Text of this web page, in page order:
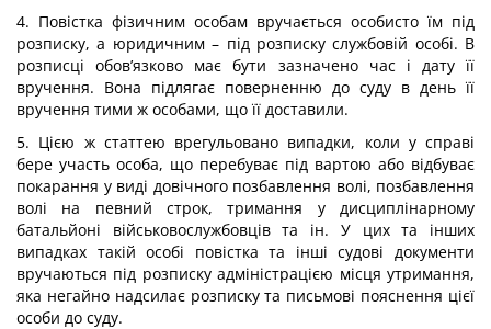
4. Повістка фізичним особам вручається особисто їм під
розписку, а юридичним – під розписку службовій особі. В
розписці обов’язково має бути зазначено час і дату її
вручення. Вона підлягає поверненню до суду в день її
вручення тими ж особами, що її доставили.
5. Цією ж статтею врегульовано випадки, коли у справі
бере участь особа, що перебуває під вартою або відбуває
покарання у виді довічного позбавлення волі, позбавлення
волі на певний строк, тримання у дисциплінарному
батальйоні військовослужбовців та ін. У цих та інших
випадках такій особі повістка та інші судові документи
вручаються під розписку адміністрацією місця утримання,
яка негайно надсилає розписку та письмові пояснення цієї
особи до суду.